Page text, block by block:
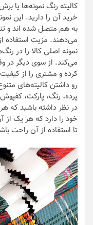
کالیته رنگ نمونه‌ها یا
خرید آن را دارید. این
به هم متصل شده اند و
می‌دهند. مزیت استفاده
نمونه اصلی کالا را در
می‌کند. از سوی دیگر در
کرده و مشتری را از
رو داشتن کالیته‌های
پرده، رنگ، پارکت،
در نظر داشته باشید که
خود را دارد که هر یک از
تا استفاده از آن راحت